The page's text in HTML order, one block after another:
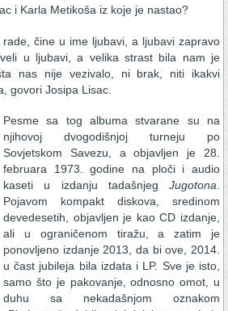
i Karla Metikoša iz koje je nastao?
čine u ime ljubavi, a ljubavi zapravo
u ljubavi, a velika strast bila nam je
nas nije vezivalo, ni brak, niti ikakvi
govori Josipa Lisac.
Pesme sa tog albuma stvarane su na
njihovoj dvogodišnjoj turneju po
Sovjetskom Savezu, a objavljen je 28.
februara 1973. godine na ploči i audio
kaseti u izdanju tadašnjeg Jugotona
Pojavom kompakt diskova, sredinom
devedesetih, objavljen je kao CD izdanje,
ali u ograničenom tiražu, a zatim je
ponovljeno izdanje 2013, da bi ove, 2014.
u čast jubileja bila izdata i LP. Sve je isto,
samo što je pakovanje, odnosno omot, u
duhu sa nekadašnjom oznakom